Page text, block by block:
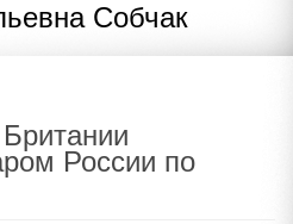
Собчак
России по